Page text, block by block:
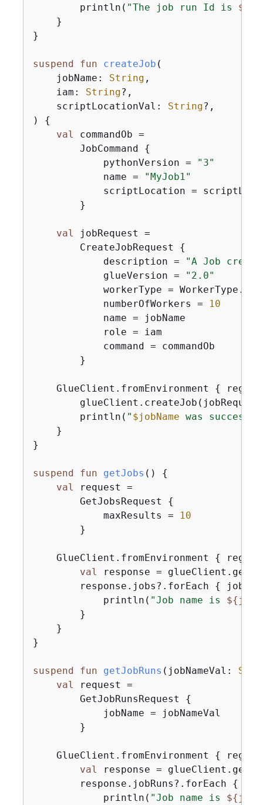
        println(
"The job run Id is $
    }
}
suspend fun createJob (
    jobName:
String ,
    iam:
String?,
    scriptLocationVal:
String?,
)
{
val
commandOb =
        JobCommand
{
            pythonVersion =
"3"
            name =
"MyJob1"
scriptLocation =
        }
val
jobRequest =
        CreateJobRequest
{
            description =
"A Job
            glueVersion =
"2.0"
            workerType = WorkerType.G1X
            numberOfWorkers =
10
            name = jobName
            role = iam
            command = commandOb
        }
    GlueClient.fromEnvironment
{
        println(
" $jobName was
    }
}
suspend fun getJobs ()
{
val
request =
        GetJobsRequest
{
            maxResults =
10
        }
    GlueClient.fromEnvironment
{
val
response =
        response.jobs?.forEach
{ job ->
            println(
"Job name is ${
        }
    }
}
suspend fun getJobRuns (jobNameVal:
val
request =
        GetJobRunsRequest
{
            jobName = jobNameVal
        }
    GlueClient.fromEnvironment
{
val
response =
        response.jobRuns?.forEach
{
            println(
"Job name is ${